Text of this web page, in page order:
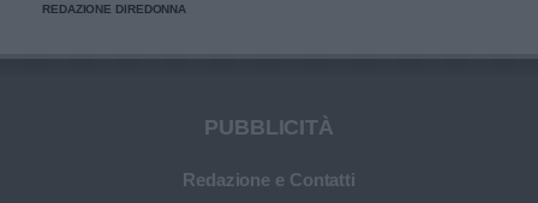
REDAZIONE DIREDONNA
PUBBLICITÀ
Redazione e Contatti